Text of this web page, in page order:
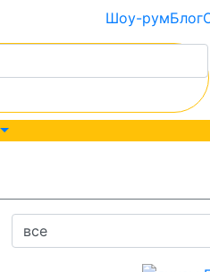
Шоу-румБлог